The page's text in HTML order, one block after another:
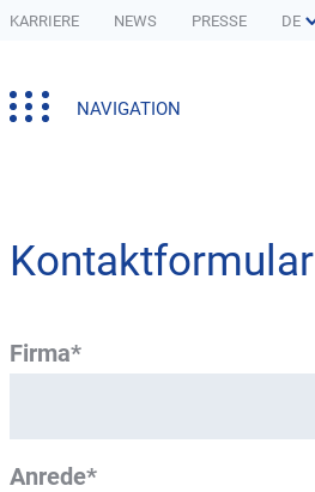
KARRIERE NEWS PRESSE
NAVIGATION
Kontaktformular
Firma*
Anrede*